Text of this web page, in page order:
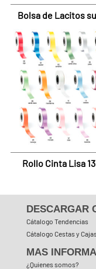
Bolsa de Lacitos
7mm ANCHO
Rollo Cinta Lisa
DESCARGAR
Cátalogo Tendencias
Cátalogo Cestas y Cajas
MAS
¿Quienes somos?